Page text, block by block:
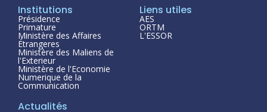
Institutions
Présidence
Primature
Ministère des Affaires
Étrangeres
Ministère des Maliens de
l'Exterieur
Ministère de l'Economie
Numerique de la
Communication
Liens utiles
AES
ORTM
L'ESSOR
Actualités